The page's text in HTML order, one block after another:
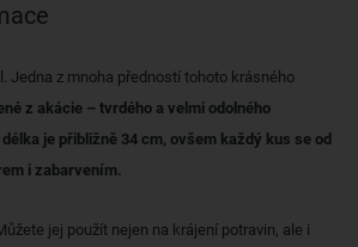
Jedna z mnoha předností tohoto krásného
z akácie – tvrdého a velmi odolného
je přibližně 34 cm, ovšem každý kus se od
i zabarvením.
jej použít nejen na krájení potravin, ale i